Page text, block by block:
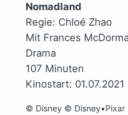
Nomadland
Regie: Chloé Zhao
Mit Frances
Drama
107 Minuten
Kinostart: 01.07.2021
© Disney ©